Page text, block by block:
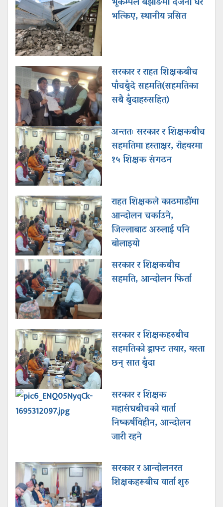
भत्किए, स्थानीय त्रसित
सरकार र राहत शिक्षकबीच
पाँचबुँदे सहमति(सहमतिका
सबै बुँदाहरुसहित)
अन्ततः सरकार र शिक्षकबीच
सहमतिमा हस्ताक्षर, राेहवरमा
१५ शिक्षक संगठन
राहत शिक्षकले काठमाडौंमा
आन्दोलन चर्काउने,
जिल्लाबाट अरुलाई पनि
बोलाइयो
सरकार र शिक्षकबीच
सहमति, आन्दोलन फिर्ता
सरकार र शिक्षकहरुबीच
सहमतिको ड्राफ्ट तयार, यस्ता
छन् सात बुँदा
सरकार र शिक्षक
महासंघबीचको वार्ता
निष्कर्षविहीन, आन्दोलन
जारी रहने
सरकार र आन्दोलनरत
शिक्षकहरूबीच वार्ता शुरु